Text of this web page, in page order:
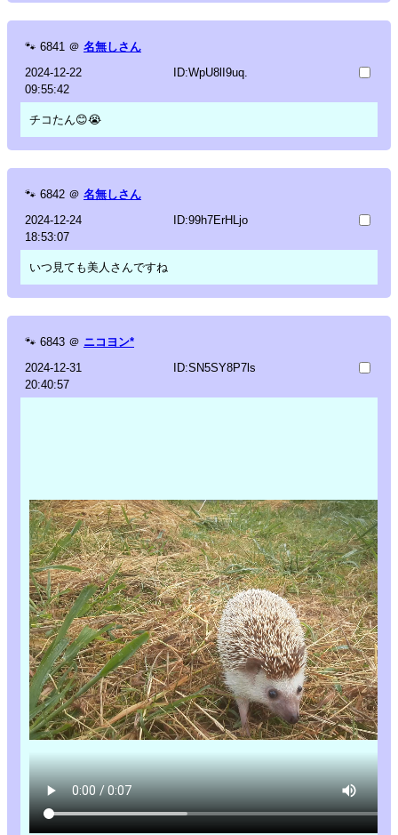
🐾 6841 ＠ 名無しさん
2024-12-22
09:55:42
ID:WpU8lI9uq.
チコたん😊😭
🐾 6842 ＠ 名無しさん
2024-12-24
18:53:07
ID:99h7ErHLjo
いつ見ても美人さんですね
🐾 6843 ＠ ニコヨン*
2024-12-31
20:40:57
ID:SN5SY8P7ls